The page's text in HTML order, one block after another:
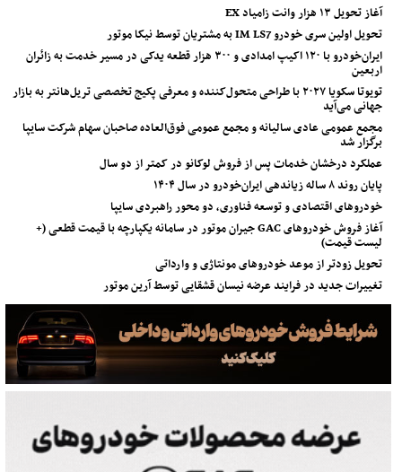
آغاز تحویل ۱۳ هزار وانت زامیاد EX
تحویل اولین سری خودرو IM LS7 به مشتریان توسط نیکا موتور
ایران‌خودرو با ۱۲۰ اکیپ امدادی و ۳۰۰ هزار قطعه یدکی در مسیر خدمت به زائران
اربعین
تویوتا سکویا ۲۰۲۷ با طراحی متحول‌کننده و معرفی پکیج تخصصی تریل‌هانتر به بازار
جهانی می‌آید
مجمع عمومی عادی سالیانه و مجمع عمومی فوق‌العاده صاحبان سهام شرکت سایپا
برگزار شد
عملکرد درخشان خدمات پس از فروش لوکانو در کمتر از دو سال
پایان روند ۸ ساله زیاندهی ایران‌خودرو در سال ۱۴۰۴
خودروهای اقتصادی و توسعه فناوری، دو محور راهبردی سایپا
آغاز فروش خودروهای GAC جیران موتور در سامانه یکپارچه با قیمت قطعی (+
لیست قیمت)
تحویل زودتر از موعد خودروهای مونتاژی و وارداتی
تغییرات جدید در فرایند عرضه نیسان قشقایی توسط آرین موتور